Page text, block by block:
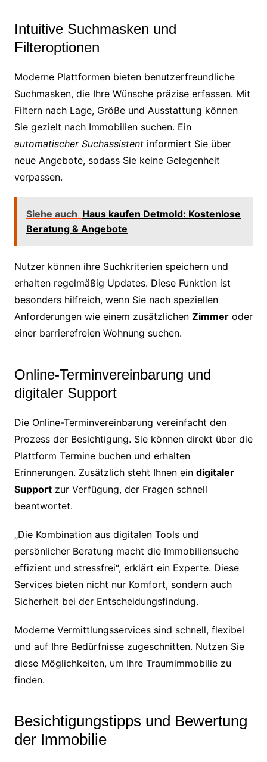
Intuitive Suchmasken und
Filteroptionen
Moderne Plattformen bieten benutzerfreundliche
Suchmasken, die Ihre Wünsche präzise erfassen. Mit
Filtern nach Lage, Größe und Ausstattung können
Sie gezielt nach Immobilien suchen. Ein
automatischer Suchassistentinformiert Sie über
neue Angebote, sodass Sie keine Gelegenheit
verpassen.
Siehe auch Haus kaufen Detmold: Kostenlose
Beratung & Angebote
Nutzer können ihre Suchkriterien speichern und
erhalten regelmäßig Updates. Diese Funktion ist
besonders hilfreich, wenn Sie nach speziellen
Anforderungen wie einem zusätzlichen Zimmeroder
einer barrierefreien Wohnung suchen.
Online-Terminvereinbarung und
digitaler Support
Die Online-Terminvereinbarung vereinfacht den
Prozess der Besichtigung. Sie können direkt über die
Plattform Termine buchen und erhalten
Erinnerungen. Zusätzlich steht Ihnen ein digitaler
Supportzur Verfügung, der Fragen schnell
beantwortet.
„Die Kombination aus digitalen Tools und
persönlicher Beratung macht die Immobiliensuche
effizient und stressfrei“, erklärt ein Experte. Diese
Services bieten nicht nur Komfort, sondern auch
Sicherheit bei der Entscheidungsfindung.
Moderne Vermittlungsservices sind schnell, flexibel
und auf Ihre Bedürfnisse zugeschnitten. Nutzen Sie
diese Möglichkeiten, um Ihre Traumimmobilie zu
finden.
Besichtigungstipps und Bewertung
der Immobilie